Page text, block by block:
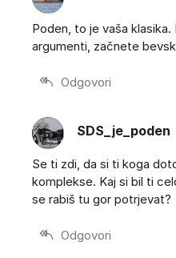
Poden, to je vaša
argumenti, začnete
Odgovori
SDS_je_poden
Se ti zdi, da si ti koga
komplekse. Kaj si bil ti
se rabiš tu gor potrjevat?
Odgovori